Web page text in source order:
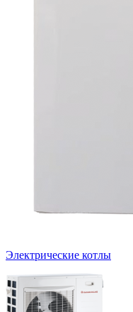
Электрические котлы